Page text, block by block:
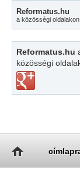
Reformatus.hu
a közösségi oldalakon
Reformatus.hu
közösségi